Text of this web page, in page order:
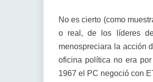
No es cierto (como
o real, de los líderes
menospreciara la acción
oficina política no era por
1967 el PC negoció con